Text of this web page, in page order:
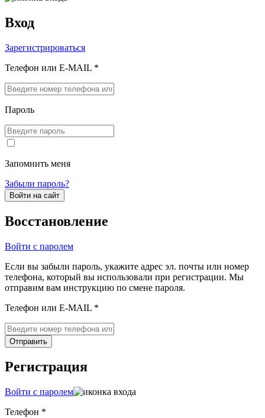
Вход
Зарегистрироваться
Телефон или E-MAIL *
Пароль
Запомнить меня
Забыли пароль?
Войти на сайт
Восстановление
Войти с паролем
Если вы забыли пароль, укажите адрес эл. почты или номер
телефона, который вы использовали при регистрации. Мы
отправим вам инструкцию по смене пароля.
Телефон или E-MAIL *
Отправить
Регистрация
Войти с паролем
Телефон *